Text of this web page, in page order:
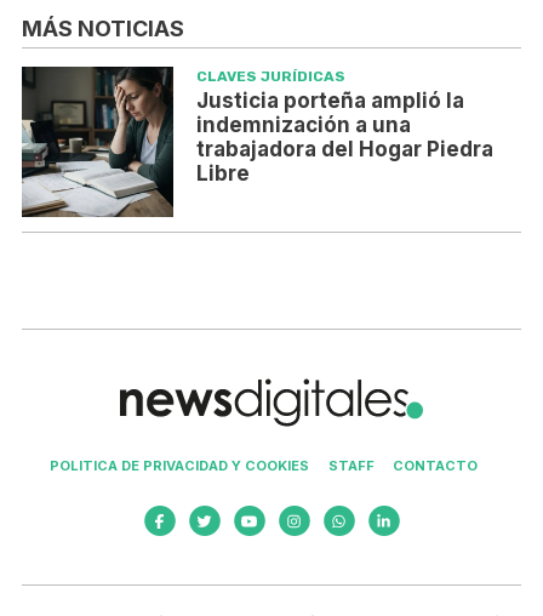
MÁS NOTICIAS
CLAVES JURÍDICAS
Justicia porteña amplió la
indemnización a una
trabajadora del Hogar Piedra
Libre
POLITICA DE PRIVACIDAD Y COOKIES STAFF CONTACTO